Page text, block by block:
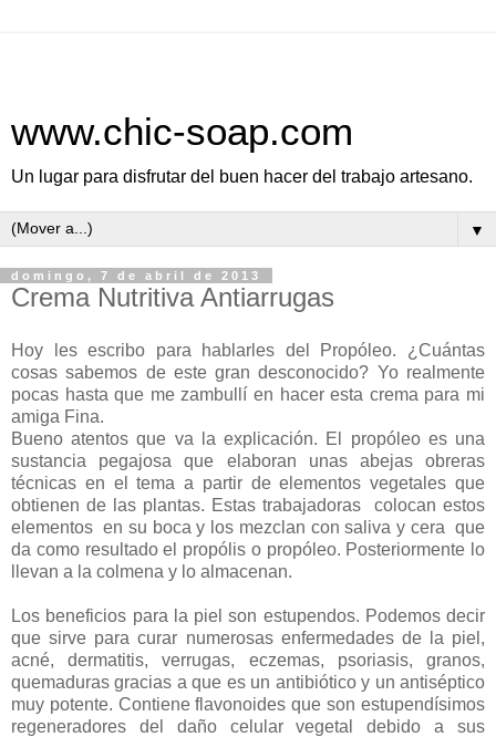
www.chic-soap.com
Un lugar para disfrutar del buen hacer del trabajo artesano.
▼
domingo, 7 de abril de 2013
Crema Nutritiva Antiarrugas
Hoy les escribo para hablarles del Propóleo. ¿Cuántas
cosas sabemos de este gran desconocido? Yo realmente
pocas hasta que me zambullí en hacer esta crema para mi
amiga Fina.
Bueno atentos que va la explicación. El propóleo es una
sustancia pegajosa que elaboran unas abejas obreras
técnicas en el tema a partir de elementos vegetales que
obtienen de las plantas. Estas trabajadoras colocan estos
elementos en su boca y los mezclan con saliva y cera que
da como resultado el propólis o propóleo. Posteriormente lo
llevan a la colmena y lo almacenan.
Los beneficios para la piel son estupendos. Podemos decir
que sirve para curar numerosas enfermedades de la piel,
acné, dermatitis, verrugas, eczemas, psoriasis, granos,
quemaduras gracias a que es un antibiótico y un antiséptico
muy potente. Contiene flavonoides que son estupendísimos
regeneradores del daño celular vegetal debido a sus